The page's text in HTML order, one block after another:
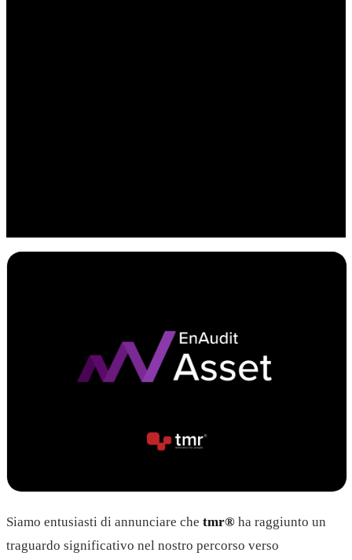
Siamo entusiasti di annunciare che tmr® ha raggiunto un
traguardo significativo nel nostro percorso verso